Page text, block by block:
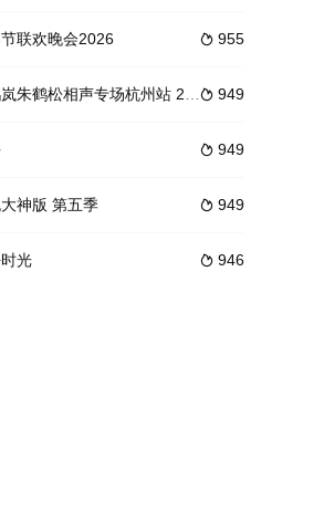
星效应和倡导的
国内市场上唯一一档各国青年用同一种语言畅
室”形式，特邀
人实现心愿旅途的过程，展开一场原色少年放
由沈梦辰、齐思钧担任MC，程潇、袁咏琳、郭
 955
联欢晚会2026
 949
朱鹤松相声专场杭州站 2025
 949
 949
神版 第五季
 946
光